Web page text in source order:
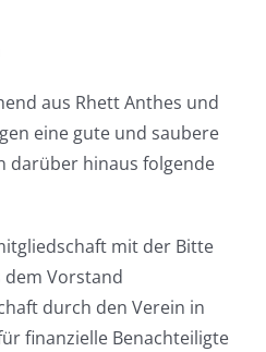
aus Rhett Anthes und
eine gute und saubere
darüber hinaus folgende
mit der Bitte
dem Vorstand
durch den Verein in
finanzielle Benachteiligte